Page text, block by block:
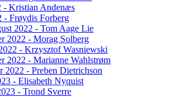
- Kristian Andenæs
- Frøydis Forberg
2022 - Tom Aage Lie
2022 - Morag Solberg
- Krzysztof Wasniewski
2022 - Marianne Wahlstrøm
2022 - Preben Dietrichson
- Elisabeth Nyquist
- Trond Sverre